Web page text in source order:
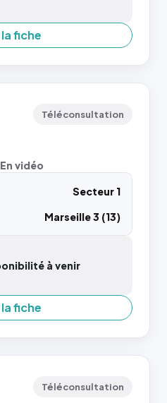
fiche
Téléconsultation
vidéo
Secteur 1
Marseille 3 (13)
à venir
fiche
Téléconsultation